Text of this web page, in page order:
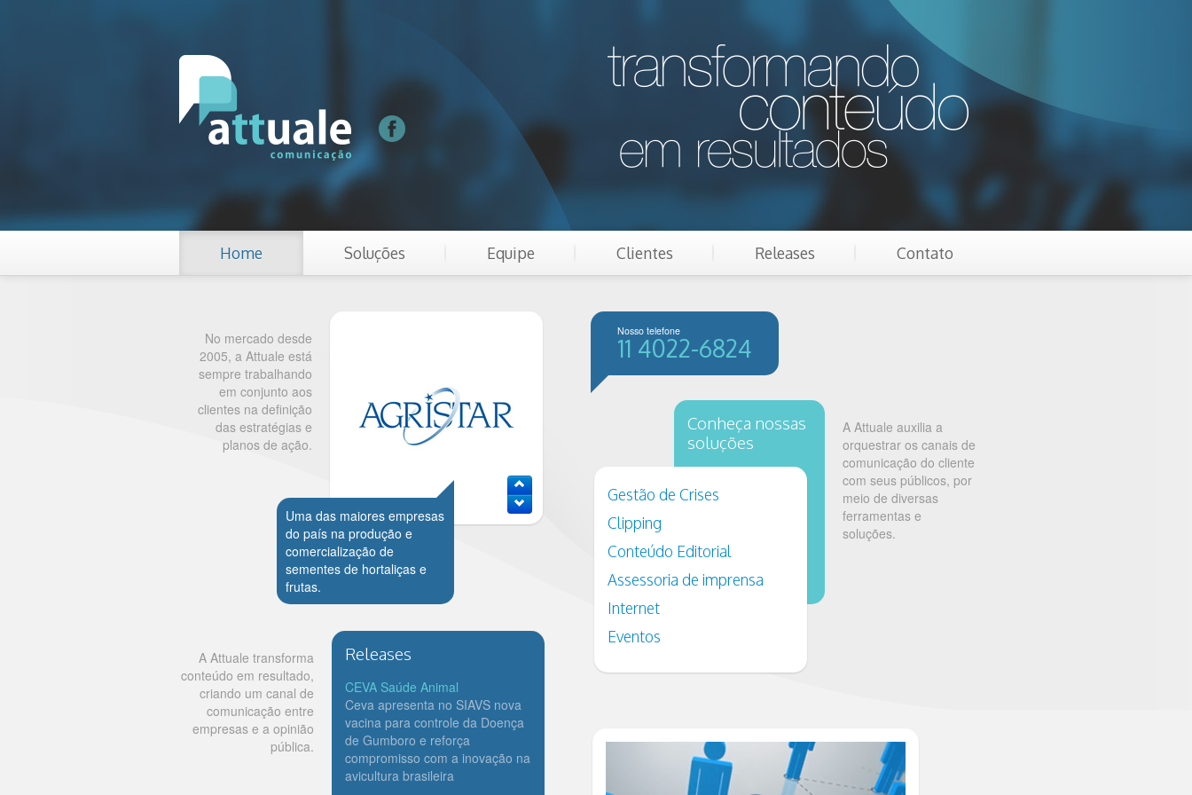
Home Soluções Equipe Clientes Releases Contato
No mercado desde
2005, a Attuale está
sempre trabalhando
em conjunto aos
clientes na definição
das estratégias e
planos de ação.
Uma das maiores empresas
do país na produção e
comercialização de
sementes de hortaliças e
frutas.
Nosso telefone
11 4022-6824
Conheça nossas
soluções
Gestão de Crises
Clipping
Conteúdo Editorial
Assessoria de imprensa
Internet
Eventos
A Attuale auxilia a
orquestrar os canais de
comunicação do cliente
com seus públicos, por
meio de diversas
ferramentas e
soluções.
Releases
CEVA Saúde Animal
Ceva apresenta no SIAVS nova
vacina para controle da Doença
de Gumboro e reforça
compromisso com a inovação na
avicultura brasileira
A Attuale transforma
conteúdo em resultado,
criando um canal de
comunicação entre
empresas e a opinião
pública.